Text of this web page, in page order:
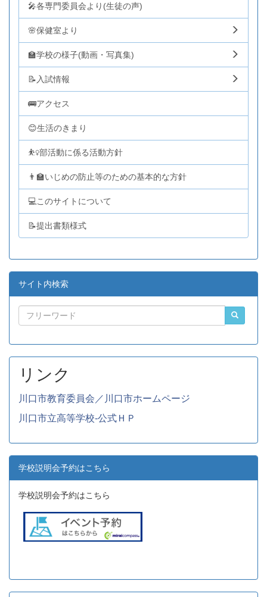
🎤各専門委員会より(生徒の声)
🌸保健室より
🏫学校の様子(動画・写真集)
📝入試情報
🚌アクセス
😊生活のきまり
⛹️‍♀️部活動に係る活動方針
👨‍🏫いじめの防止等のための基本的な方針
💻このサイトについて
📝提出書類様式
サイト内検索
リンク
川口市教育委員会／川口市ホームページ
川口市立高等学校-公式ＨＰ
学校説明会予約はこちら
学校説明会予約はこちら